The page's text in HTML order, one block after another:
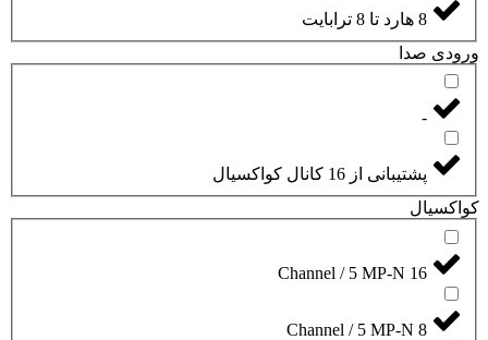
8 هارد تا 8 ترابایت
ورودی صدا
-
پشتیبانی از 16 کانال کواکسیال
کواکسیال
16 Channel / 5 MP-N
8 Channel / 5 MP-N